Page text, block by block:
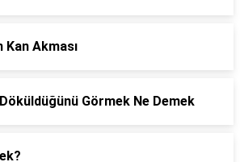
Kan Akması
Görmek Ne Demek